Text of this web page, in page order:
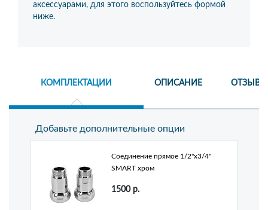
аксессуарами, для этого воспользуйтесь формой
ниже.
КОМПЛЕКТАЦИИ ОПИСАНИЕ ОТЗЫВЫ
Добавьте дополнительные опции
Соединение прямое 1/2"х3/4"
SMART хром
1500р.